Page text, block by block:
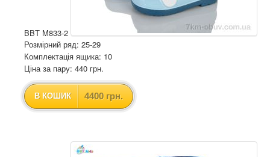
BBT M833-2
Розмірний ряд: 25-29
Комплектація ящика: 10
Ціна за пару: 440 грн.
В КОШИК 4400 грн.